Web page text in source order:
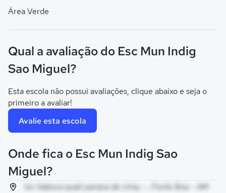
Área Verde
Qual a avaliação do Esc Mun Indig
Sao Miguel?
Esta escola não possui avaliações, clique abaixo e seja o
primeiro a avaliar!
Avalie esta escola
Onde fica o Esc Mun Indig Sao
Miguel?
loc itaboca auati parana de cima, - , Fonte Boa - AM